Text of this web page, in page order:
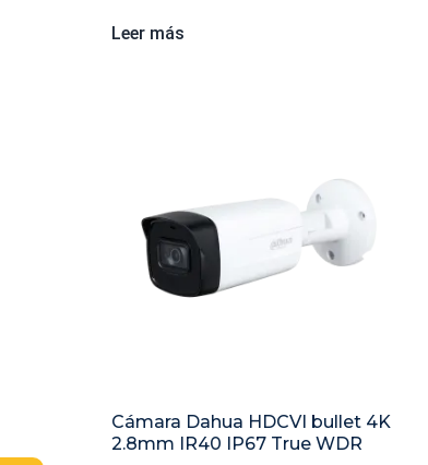
Leer más
Cámara Dahua HDCVI bullet 4K
2.8mm IR40 IP67 True WDR